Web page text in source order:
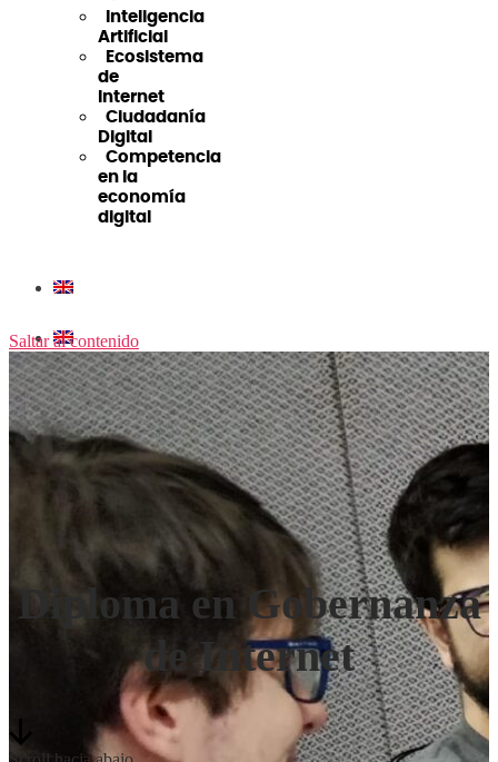
Inteligencia
Artificial
Ecosistema
de
Internet
Ciudadanía
Digital
Competencia
en la
economía
digital
Saltar al contenido
Diploma en Gobernanza
de Internet